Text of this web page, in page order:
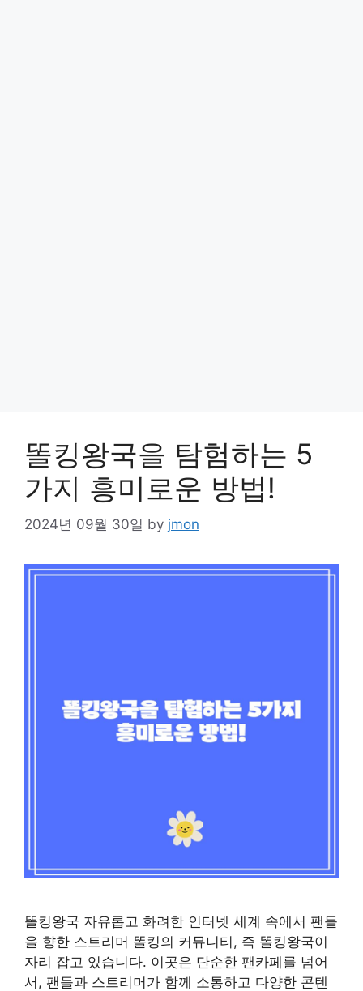
똘킹왕국을 탐험하는 5
가지 흥미로운 방법!
2024년 09월 30일 by jmon
똘킹왕국 자유롭고 화려한 인터넷 세계 속에서 팬들
을 향한 스트리머 똘킹의 커뮤니티, 즉 똘킹왕국이
자리 잡고 있습니다. 이곳은 단순한 팬카페를 넘어
서, 팬들과 스트리머가 함께 소통하고 다양한 콘텐